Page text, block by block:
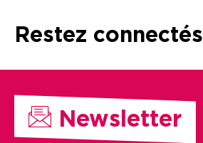
Restez connectés
Newsletter